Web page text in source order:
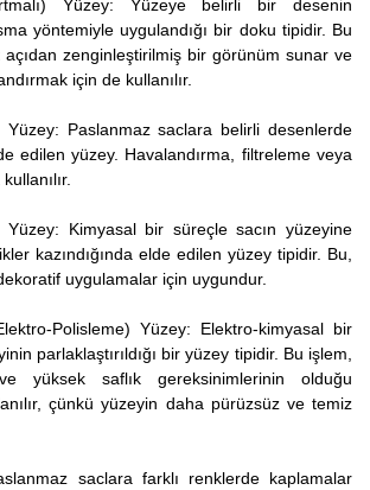
Yüzey: Yüzeye belirli bir desenin
yöntemiyle uygulandığı bir doku tipidir. Bu
zenginleştirilmiş bir görünüm sunar ve
için de kullanılır.
Yüzey: Paslanmaz saclara belirli desenlerde
edilen yüzey. Havalandırma, filtreleme veya
Yüzey: Kimyasal bir süreçle sacın yüzeyine
kazındığında elde edilen yüzey tipidir. Bu,
uygulamalar için uygundur.
Polisleme) Yüzey: Elektro-kimyasal bir
parlaklaştırıldığı bir yüzey tipidir. Bu işlem,
yüksek saflık gereksinimlerinin olduğu
çünkü yüzeyin daha pürüzsüz ve temiz
saclara farklı renklerde kaplamalar